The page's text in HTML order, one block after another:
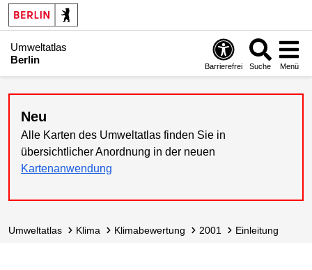
Umweltatlas
Berlin
Barrierefrei Suche Menü
Neu
Alle Karten des Umweltatlas finden Sie in
übersichtlicher Anordnung in der neuen
Kartenanwendung
Umweltatlas Klima Klimabewertung 2001 Einleitung